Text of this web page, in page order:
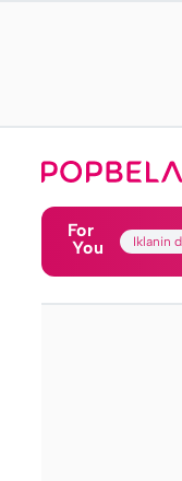
For
You
Iklanin